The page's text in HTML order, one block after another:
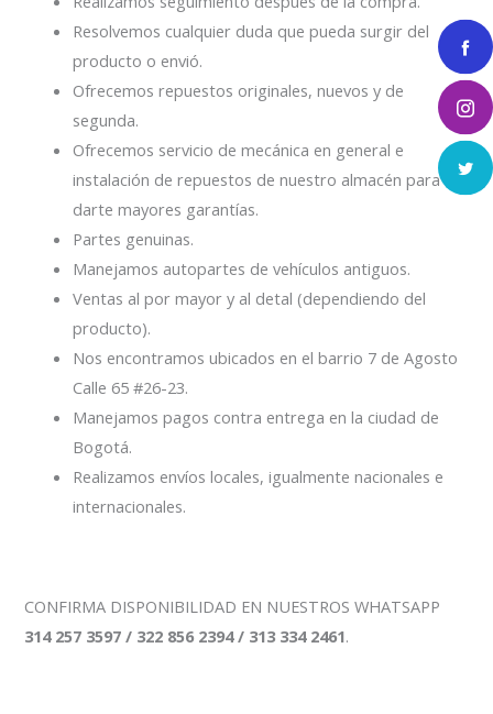
Resolvemos cualquier duda que pueda surgir del
producto o envió.
Ofrecemos repuestos originales, nuevos y de
segunda.
Ofrecemos servicio de mecánica en general e
instalación de repuestos de nuestro almacén para
darte mayores garantías.
Partes genuinas.
Manejamos autopartes de vehículos antiguos.
Ventas al por mayor y al detal (dependiendo del
producto).
Nos encontramos ubicados en el barrio 7 de Agosto
Calle 65 #26-23.
Manejamos pagos contra entrega en la ciudad de
Bogotá.
Realizamos envíos locales, igualmente nacionales e
internacionales.
CONFIRMA DISPONIBILIDAD EN NUESTROS WHATSAPP
314 257 3597 / 322 856 2394 / 313 334 2461.